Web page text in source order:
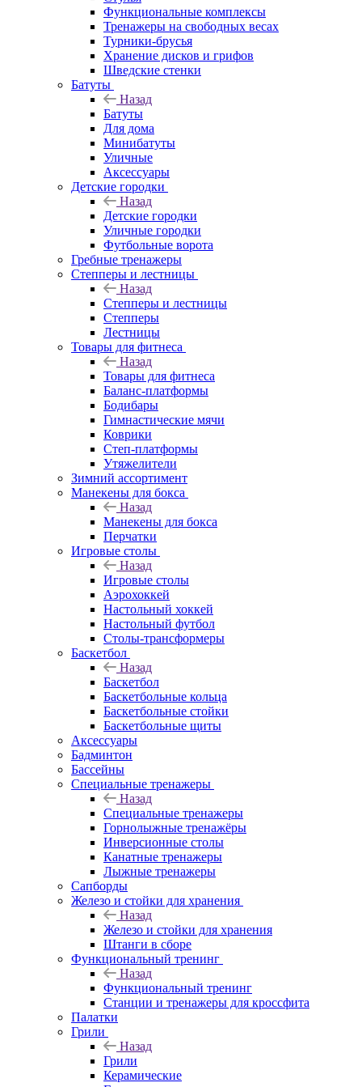
Функциональные комплексы
Тренажеры на свободных весах
Турники-брусья
Хранение дисков и грифов
Шведские стенки
Батуты
Назад
Батуты
Для дома
Минибатуты
Уличные
Аксессуары
Детские городки
Назад
Детские городки
Уличные городки
Футбольные ворота
Гребные тренажеры
Степперы и лестницы
Назад
Степперы и лестницы
Степперы
Лестницы
Товары для фитнеса
Назад
Товары для фитнеса
Баланс-платформы
Бодибары
Гимнастические мячи
Коврики
Степ-платформы
Утяжелители
Зимний ассортимент
Манекены для бокса
Назад
Манекены для бокса
Перчатки
Игровые столы
Назад
Игровые столы
Аэрохоккей
Настольный хоккей
Настольный футбол
Столы-трансформеры
Баскетбол
Назад
Баскетбол
Баскетбольные кольца
Баскетбольные стойки
Баскетбольные щиты
Аксессуары
Бадминтон
Бассейны
Специальные тренажеры
Назад
Специальные тренажеры
Горнолыжные тренажёры
Инверсионные столы
Канатные тренажеры
Лыжные тренажеры
Сапборды
Железо и стойки для хранения
Назад
Железо и стойки для хранения
Штанги в сборе
Функциональный тренинг
Назад
Функциональный тренинг
Станции и тренажеры для кроссфита
Палатки
Грили
Назад
Грили
Керамические